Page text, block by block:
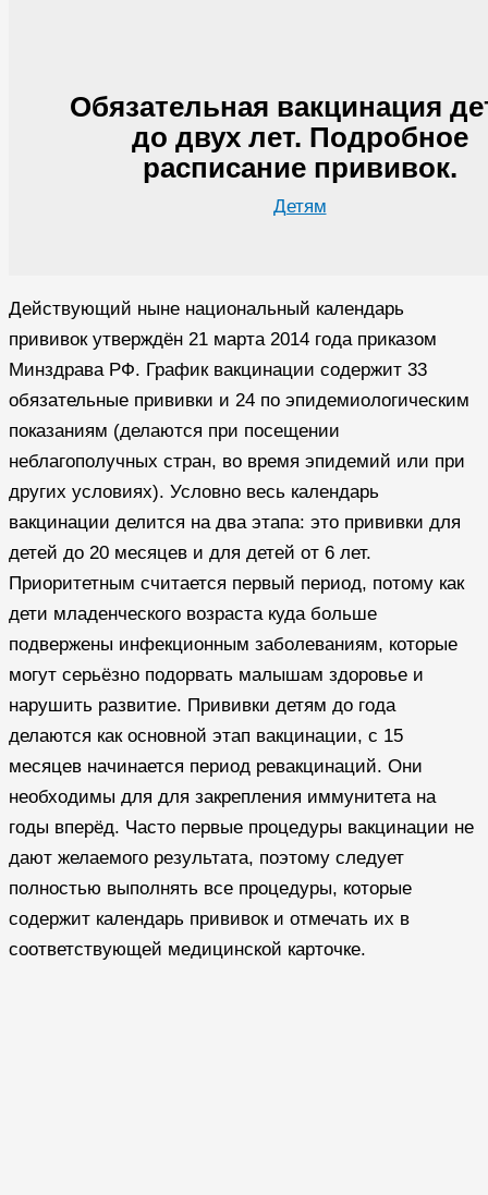
Обязательная вакцинация
до двух лет. Подробное
расписание прививок.
Детям
Действующий ныне национальный календарь
прививок утверждён 21 марта 2014 года приказом
Минздрава РФ. График вакцинации содержит 33
обязательные прививки и 24 по эпидемиологическим
показаниям (делаются при посещении
неблагополучных стран, во время эпидемий или при
других условиях). Условно весь календарь
вакцинации делится на два этапа: это прививки для
детей до 20 месяцев и для детей от 6 лет.
Приоритетным считается первый период, потому как
дети младенческого возраста куда больше
подвержены инфекционным заболеваниям, которые
могут серьёзно подорвать малышам здоровье и
нарушить развитие. Прививки детям до года
делаются как основной этап вакцинации, с 15
месяцев начинается период ревакцинаций. Они
необходимы для для закрепления иммунитета на
годы вперёд. Часто первые процедуры вакцинации не
дают желаемого результата, поэтому следует
полностью выполнять все процедуры, которые
содержит календарь прививок и отмечать их в
соответствующей медицинской карточке.